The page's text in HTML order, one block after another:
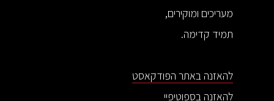
מעריכים ומוקירים,
תמיד קדימה.
להאזנה באתר הפודקאסט
להאזנה בספוטיפיי